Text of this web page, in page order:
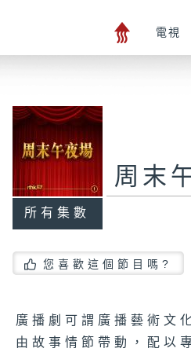
電視
所有集數
周末
您喜歡這個節目嗎?
廣播劇可謂廣播藝術文
由故事情節帶動，配以